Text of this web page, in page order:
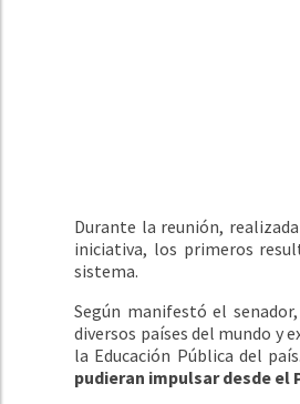
Durante la reunión,
iniciativa, los primeros
sistema.
Según manifestó el
diversos países del mundo y
la Educación Pública del país.
pudieran impulsar desde el